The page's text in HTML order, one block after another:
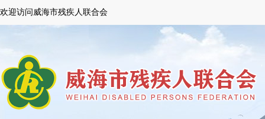
欢迎访问威海市残疾人联合会